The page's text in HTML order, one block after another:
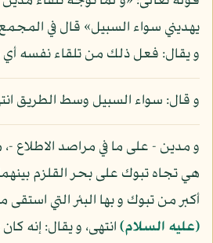
يهديني سواء السبيل» قال في
و يقال: فعل ذلك من تلقاء نفسه
و قال: سواء السبيل وسط الطريق
و مدين - على ما في مراصد الاطلاع
هي تجاه تبوك على بحر القلزم
أكبر من تبوك و بها البئر التي
(عليه السلام)انتهى، و يقال: إنه